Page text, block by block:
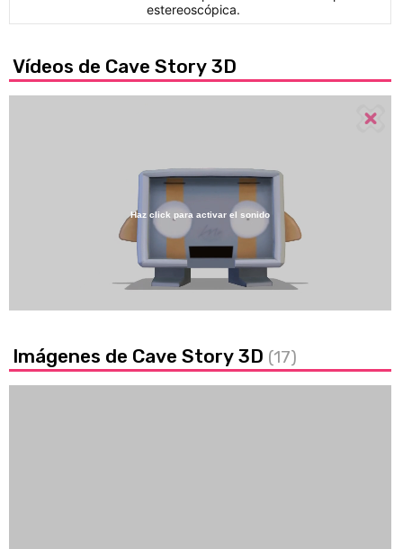
estereoscópica.
Vídeos de Cave Story 3D
Unmute /
Haz click para activar el sonido
Imágenes de Cave Story 3D (17)